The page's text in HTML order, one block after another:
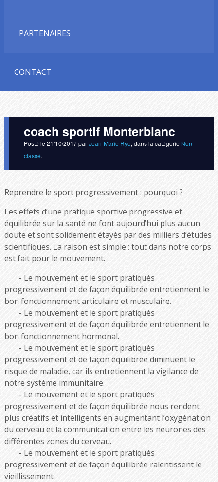
PARTENAIRES
CONTACT
coach sportif Monterblanc
Posté le 21/10/2017parJean-Marie Ryo, dans la catégorie Non
classé.
Reprendre le sport progressivement : pourquoi ?
Les effets d’une pratique sportive progressive et
équilibrée sur la santé ne font aujourd’hui plus aucun
doute et sont solidement étayés par des milliers d’études
scientifiques. La raison est simple : tout dans notre corps
est fait pour le mouvement.
Le mouvement et le sport pratiqués
progressivement et de façon équilibrée entretiennent le
bon fonctionnement articulaire et musculaire.
Le mouvement et le sport pratiqués
progressivement et de façon équilibrée entretiennent le
bon fonctionnement hormonal.
Le mouvement et le sport pratiqués
progressivement et de façon équilibrée diminuent le
risque de maladie, car ils entretiennent la vigilance de
notre système immunitaire.
Le mouvement et le sport pratiqués
progressivement et de façon équilibrée nous rendent
plus créatifs et intelligents en augmentant l’oxygénation
du cerveau et la communication entre les neurones des
différentes zones du cerveau.
Le mouvement et le sport pratiqués
progressivement et de façon équilibrée ralentissent le
vieillissement.